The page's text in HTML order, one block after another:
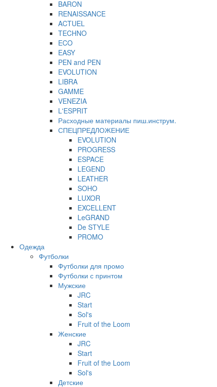
BARON
RENAISSANCE
ACTUEL
TECHNO
ECO
EASY
PEN and PEN
EVOLUTION
LIBRA
GAMME
VENEZIA
L'ESPRIT
Расходные материалы пиш.инструм.
СПЕЦПРЕДЛОЖЕНИЕ
EVOLUTION
PROGRESS
ESPACE
LEGEND
LEATHER
SOHO
LUXOR
EXCELLENT
LeGRAND
De STYLE
PROMO
Одежда
Футболки
Футболки для промо
Футболки с принтом
Мужские
JRC
Start
Sol's
Fruit of the Loom
Женские
JRC
Start
Fruit of the Loom
Sol's
Детские